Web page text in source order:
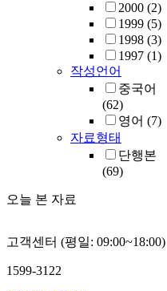
2000 (2)
1999 (5)
1998 (3)
1997 (1)
작성언어
중국어
(62)
영어 (7)
자료형태
단행본
(69)
오늘 본 자료
고객센터 (평일: 09:00~18:00)
1599-3122